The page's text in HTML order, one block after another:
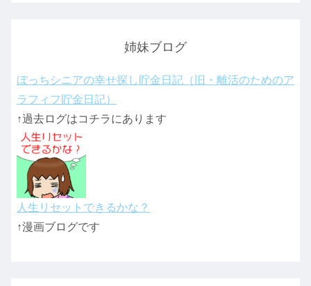
姉妹ブログ
ぼっちシニアの幸せ探し貯金日記（旧・離活のためのア
ラフィフ貯金日記）
↑過去ログはコチラにあります
人生リセットできるかな？
↑漫画ブログです